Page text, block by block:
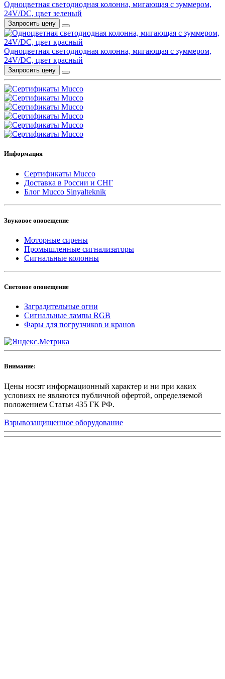
Одноцветная светодиодная колонна, мигающая с зуммером,
24V/DC, цвет зеленый
Запросить цену
Одноцветная светодиодная колонна, мигающая с зуммером,
24V/DC, цвет красный
Запросить цену
Информация
Сертификаты Mucco
Доставка в России и СНГ
Блог Mucco Sinyalteknik
Звуковое оповещение
Моторные сирены
Промышленные сигнализаторы
Сигнальные колонны
Световое оповещение
Заградительные огни
Сигнальные лампы RGB
Фары для погрузчиков и кранов
Внимание:
Цены носят информационный характер и ни при каких
условиях не являются публичной офертой, определяемой
положением Статьи 435 ГК РФ.
Взрывозащищенное оборудование